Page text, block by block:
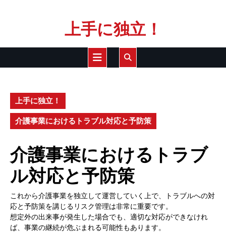
上手に独立！
Open
上手に独立！
介護事業におけるトラブル対応と予防策
介護事業におけるトラブ
ル対応と予防策
これから介護事業を独立して運営していく上で、トラブルへの対
応と予防策を講じるリスク管理は非常に重要です。
想定外の出来事が発生した場合でも、適切な対応ができなけれ
ば、事業の継続が危ぶまれる可能性もあります。